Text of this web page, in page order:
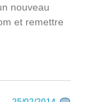
nouveau
et remettre